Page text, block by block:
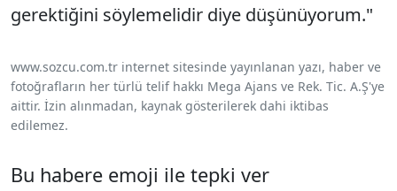
gerektiğini söylemelidir diye düşünüyorum."
www.sozcu.com.tr internet sitesinde yayınlanan yazı, haber ve
fotoğrafların her türlü telif hakkı Mega Ajans ve Rek. Tic. A.Ş'ye
aittir. İzin alınmadan, kaynak gösterilerek dahi iktibas
edilemez.
Bu habere emoji ile tepki ver